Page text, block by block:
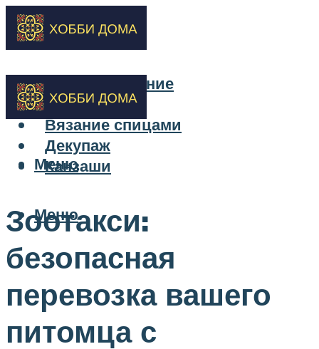
Бисероплетение
Вышивка
Вязание спицами
Декупаж
Канзаши
Меню
Меню
Зоотакси:
безопасная
перевозка вашего
питомца с